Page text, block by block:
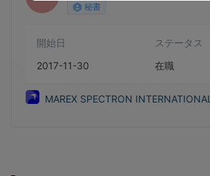
秘書
開始日
2017-11-30
ステータス
在職
MAREX SPECTRON